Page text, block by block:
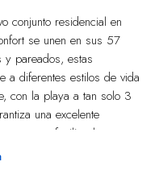
conjunto residencial en
se unen en sus 57
y pareados, estas
a diferentes estilos de vida
con la playa a tan solo 3
una excelente
para facilitar los
creada para